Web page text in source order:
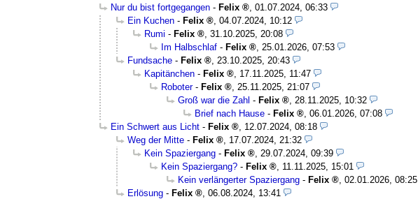
Nur du bist fortgegangen - Felix
01.07.2024, 06:33
Ein Kuchen - Felix
04.07.2024, 10:12
Rumi - Felix
31.10.2025, 20:08
Im Halbschlaf - Felix
25.01.2026, 07:53
Fundsache - Felix
23.10.2025, 20:43
Kapitänchen - Felix
17.11.2025, 11:47
Roboter- Felix
25.11.2025, 21:07
Groß war die Zahl - Felix
28.11.2025, 10:32
Brief nach Hause - Felix
06.01.2026, 07:08
Ein Schwert aus Licht - Felix
12.07.2024, 08:18
Weg der Mitte - Felix
17.07.2024, 21:32
Kein Spaziergang - Felix
29.07.2024, 09:39
Kein Spaziergang? - Felix
11.11.2025, 15:01
Kein verlängerter Spaziergang - Felix
02.01.2026, 08:25
Erlösung - Felix 06.08.2024, 13:41